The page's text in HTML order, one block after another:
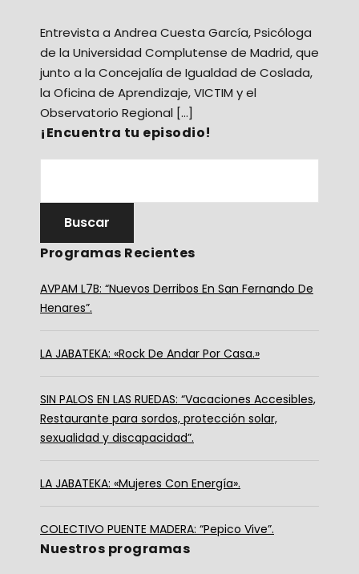
Entrevista a Andrea Cuesta García, Psicóloga
de la Universidad Complutense de Madrid, que
junto a la Concejalía de Igualdad de Coslada,
la Oficina de Aprendizaje, VICTIM y el
Observatorio Regional […]
¡Encuentra tu episodio!
Programas Recientes
AVPAM L7B: “Nuevos Derribos En San Fernando De
Henares”.
LA JABATEKA: «Rock De Andar Por Casa.»
SIN PALOS EN LAS RUEDAS: “Vacaciones Accesibles,
Restaurante para sordos, protección solar,
sexualidad y discapacidad”.
LA JABATEKA: «Mujeres Con Energía».
COLECTIVO PUENTE MADERA: “Pepico Vive”.
Nuestros programas